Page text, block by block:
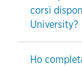
corsi
University?
Ho